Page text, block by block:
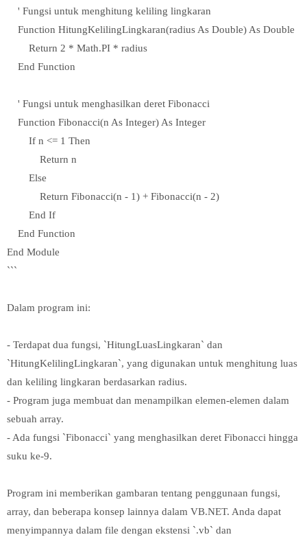
' Fungsi untuk menghitung keliling lingkaran
Function HitungKelilingLingkaran(radius As Double) As Double
Return 2 * Math.PI * radius
End Function
' Fungsi untuk menghasilkan deret Fibonacci
Function Fibonacci(n As Integer) As Integer
If n <= 1 Then
Return n
Else
Return Fibonacci(n - 1) + Fibonacci(n - 2)
End If
End Function
End Module
```
Dalam program ini:
- Terdapat dua fungsi, `HitungLuasLingkaran` dan
`HitungKelilingLingkaran`, yang digunakan untuk menghitung luas
dan keliling lingkaran berdasarkan radius.
- Program juga membuat dan menampilkan elemen-elemen dalam
sebuah array.
- Ada fungsi `Fibonacci` yang menghasilkan deret Fibonacci hingga
suku ke-9.
Program ini memberikan gambaran tentang penggunaan fungsi,
array, dan beberapa konsep lainnya dalam VB.NET. Anda dapat
menyimpannya dalam file dengan ekstensi `.vb` dan